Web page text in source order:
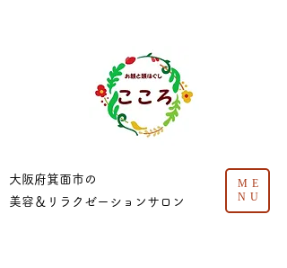
​大阪府箕面市の
美容＆リラクゼーションサロン
ME
NU